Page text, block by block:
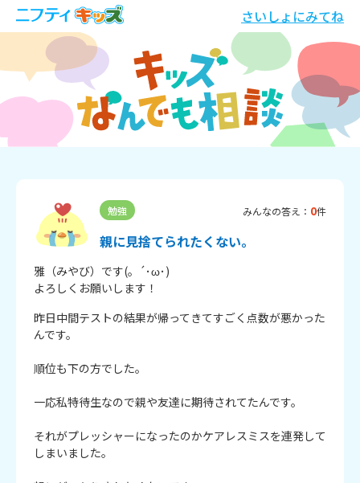
さいしょにみてね
勉強 みんなの答え： 0件
親に見捨てられたくない。
雅（みやび）です(。´･ω･)
よろしくお願いします！
昨日中間テストの結果が帰ってきてすごく点数が悪かった
んです。
順位も下の方でした。
一応私特待生なので親や友達に期待されてたんです。
それがプレッシャーになったのかケアレスミスを連発して
しまいました。